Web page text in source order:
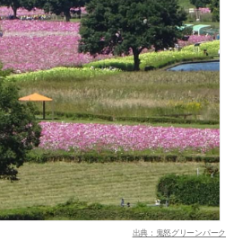
出典：鬼怒グリーンパーク